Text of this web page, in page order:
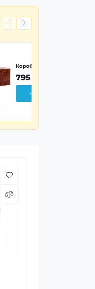
Коробочка дерево Wood
795 грн
+ Додати